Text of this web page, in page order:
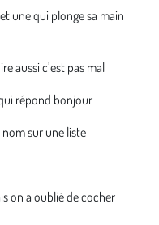
une qui plonge sa main
aussi c’est pas mal
répond bonjour
nom sur une liste
on a oublié de cocher